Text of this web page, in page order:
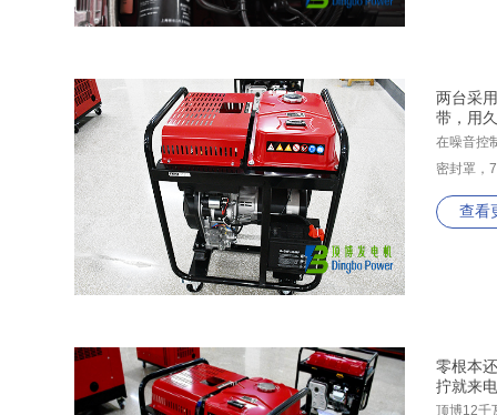
两台采
带，用
在噪音控
密封罩，
查看
零根本
拧就来
顶博12千